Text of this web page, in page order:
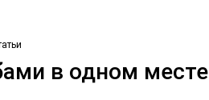
в одном месте